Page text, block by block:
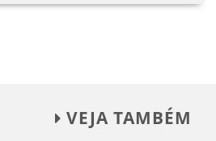
VEJA TAMBÉM